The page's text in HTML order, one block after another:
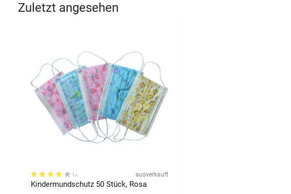
Zuletzt angesehen
1x ausverkauft
Kindermundschutz 50 Stück, Rosa